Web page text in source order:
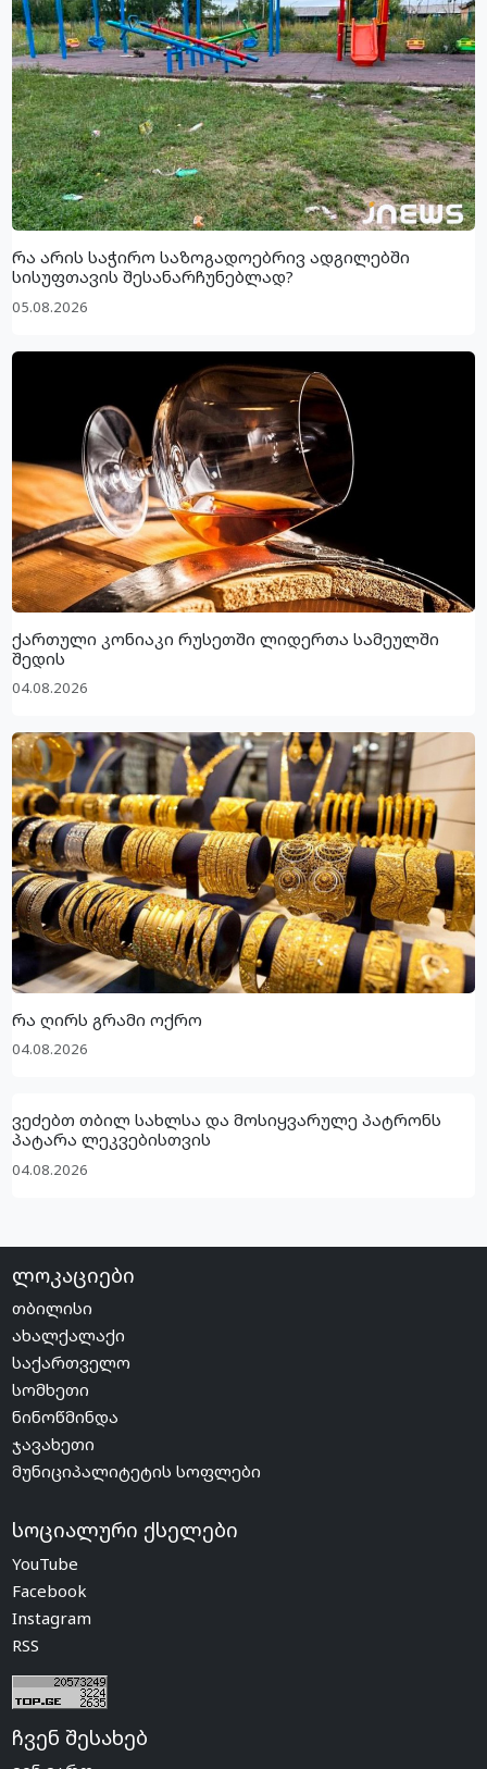
რა არის საჭირო საზოგადოებრივ ადგილებში
სისუფთავის შესანარჩუნებლად?
05.08.2026
ქართული კონიაკი რუსეთში ლიდერთა სამეულში
შედის
04.08.2026
რა ღირს გრამი ოქრო
04.08.2026
ვეძებთ თბილ სახლსა და მოსიყვარულე პატრონს
პატარა ლეკვებისთვის
04.08.2026
ლოკაციები
თბილისი
ახალქალაქი
საქართველო
სომხეთი
ნინოწმინდა
ჯავახეთი
მუნიციპალიტეტის სოფლები
სოციალური ქსელები
YouTube
Facebook
Instagram
RSS
ჩვენ შესახებ